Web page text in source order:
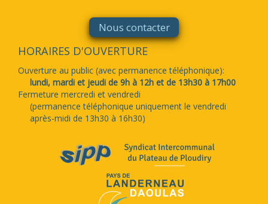
Nous contacter
HORAIRES D'OUVERTURE
Ouverture au public (avec permanence téléphonique):
lundi, mardi et jeudi de 9h à 12h et de 13h30 à 17h00
Fermeture mercredi et vendredi
(permanence téléphonique uniquement le vendredi
après-midi de 13h30 à 16h30)